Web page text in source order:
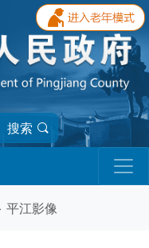
搜索
平江影像